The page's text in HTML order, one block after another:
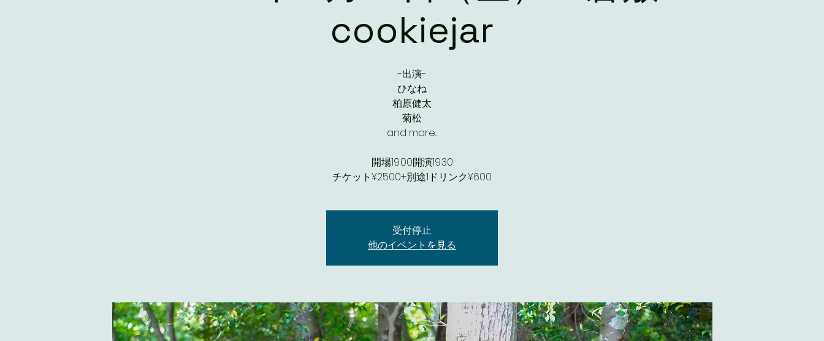
cookiejar
-出演-
ひなね
柏原健太
菊松
and more...
開場19:00開演19:30
チケット¥2500+別途1ドリンク¥600
受付停止
他のイベントを見る